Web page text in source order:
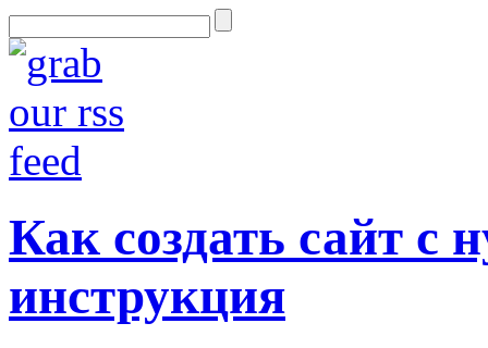
Как создать сайт с
инструкция